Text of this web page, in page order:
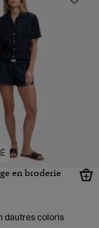
en broderie
dautres coloris